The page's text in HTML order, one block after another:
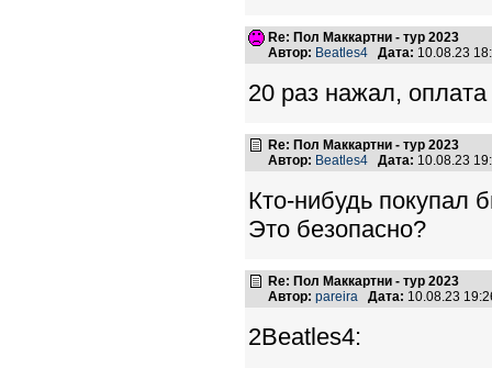
Re: Пол Маккартни - тур 2023
Автор: Beatles4 Дата: 10.08.23
20 раз нажал,
Re: Пол Маккартни - тур 2023
Автор: Beatles4 Дата: 10.08.23
Кто-нибудь покупал
Это безопасно?
Re: Пол Маккартни - тур 2023
Автор: pareira Дата: 10.08.23
2Beatles4: